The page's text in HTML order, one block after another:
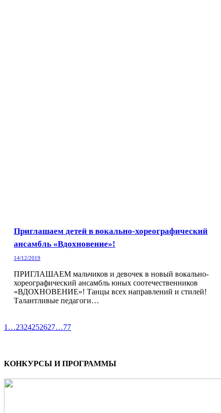
Приглашаем детей в вокально-хореографический
ансамбль «Вдохновение»!
14/12/2019
ПРИГЛАШАЕМ мальчиков и девочек в новый вокально-
хореографический ансамбль юных соотечественников
«ВДОХНОВЕНИЕ»! Танцы всех направлений и стилей!
Талантливые педагоги…
1 …2324252627…77
КОНКУРСЫ И ПРОГРАММЫ